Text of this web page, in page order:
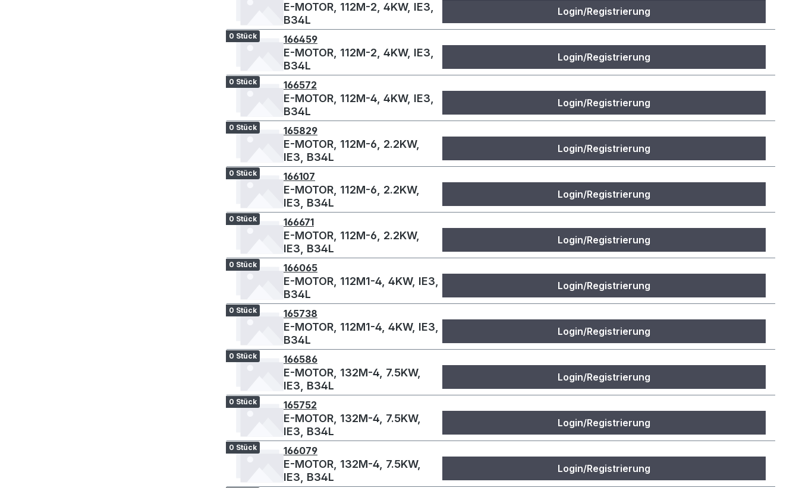
E-MOTOR, 112M-2, 4KW, IE3,
B34L
Login/Registrierung
0 Stück 166459
E-MOTOR, 112M-2, 4KW, IE3,
B34L
Login/Registrierung
0 Stück 166572
E-MOTOR, 112M-4, 4KW, IE3,
B34L
Login/Registrierung
0 Stück 165829
E-MOTOR, 112M-6, 2.2KW,
IE3, B34L
Login/Registrierung
0 Stück 166107
E-MOTOR, 112M-6, 2.2KW,
IE3, B34L
Login/Registrierung
0 Stück 166671
E-MOTOR, 112M-6, 2.2KW,
IE3, B34L
Login/Registrierung
0 Stück 166065
E-MOTOR, 112M1-4, 4KW, IE3,
B34L
Login/Registrierung
0 Stück 165738
E-MOTOR, 112M1-4, 4KW, IE3,
B34L
Login/Registrierung
0 Stück 166586
E-MOTOR, 132M-4, 7.5KW,
IE3, B34L
Login/Registrierung
0 Stück 165752
E-MOTOR, 132M-4, 7.5KW,
IE3, B34L
Login/Registrierung
0 Stück 166079
E-MOTOR, 132M-4, 7.5KW,
IE3, B34L
Login/Registrierung